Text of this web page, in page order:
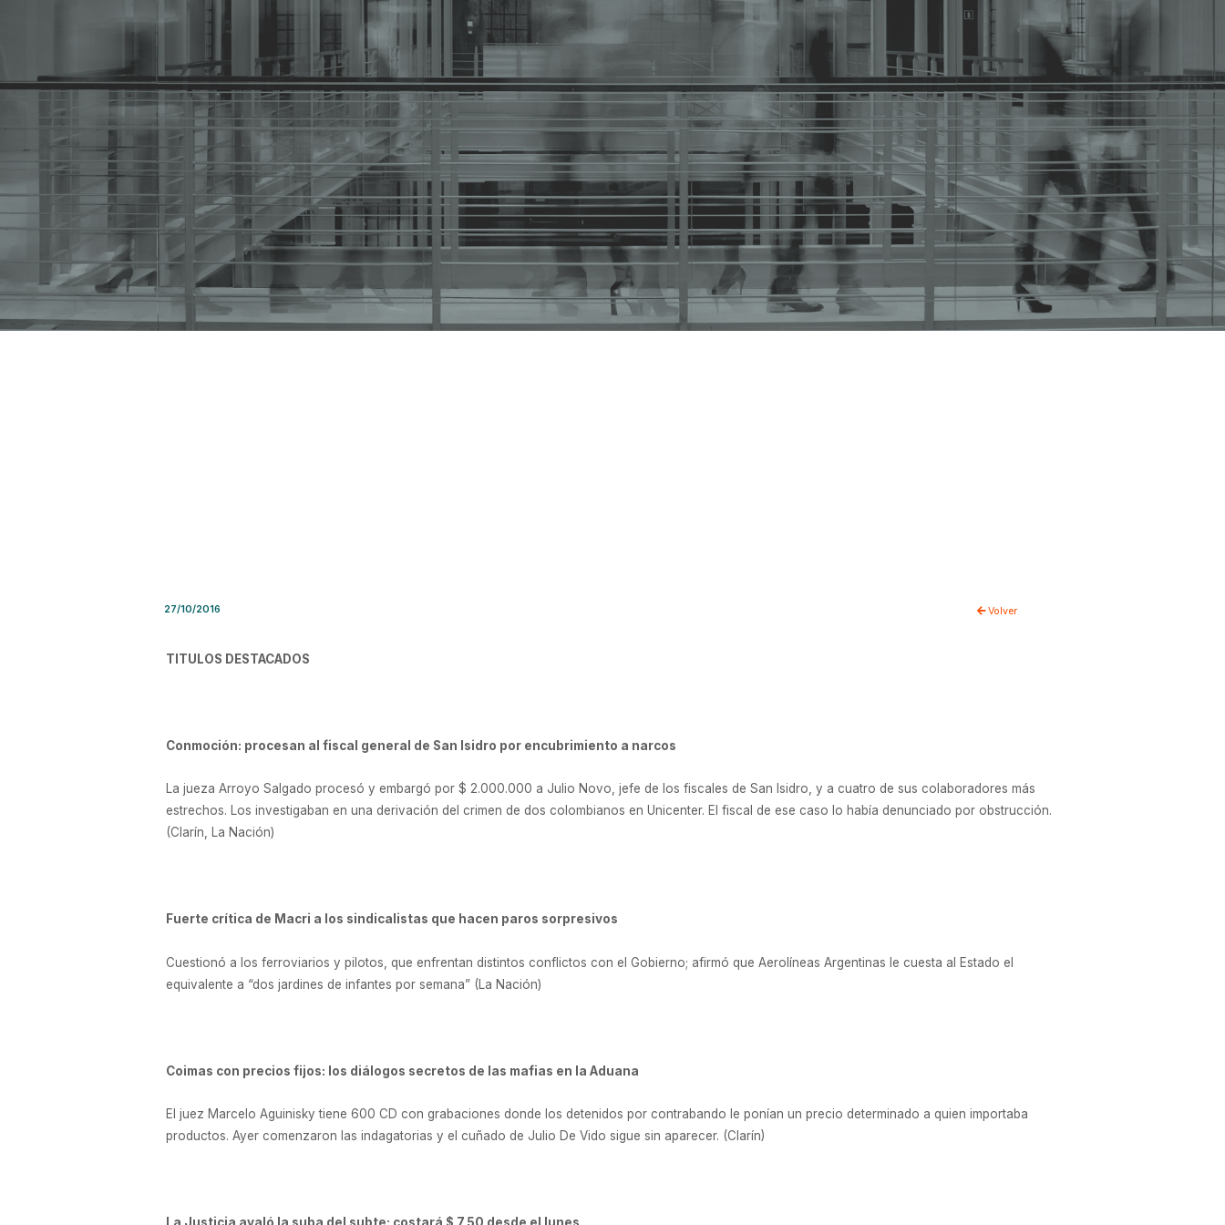
27/10/2016 Volver
TITULOS DESTACADOS
Conmoción: procesan al fiscal general de San Isidro por encubrimiento a narcos
La jueza Arroyo Salgado procesó y embargó por $ 2.000.000 a Julio Novo, jefe de los fiscales de San Isidro, y a cuatro de sus colaboradores más
estrechos. Los investigaban en una derivación del crimen de dos colombianos en Unicenter. El fiscal de ese caso lo había denunciado por obstrucción.
(Clarín, La Nación)
Fuerte crítica de Macri a los sindicalistas que hacen paros sorpresivos
Cuestionó a los ferroviarios y pilotos, que enfrentan distintos conflictos con el Gobierno; afirmó que Aerolíneas Argentinas le cuesta al Estado el
equivalente a “dos jardines de infantes por semana” (La Nación)
Coimas con precios fijos: los diálogos secretos de las mafias en la Aduana
El juez Marcelo Aguinisky tiene 600 CD con grabaciones donde los detenidos por contrabando le ponían un precio determinado a quien importaba
productos. Ayer comenzaron las indagatorias y el cuñado de Julio De Vido sigue sin aparecer. (Clarín)